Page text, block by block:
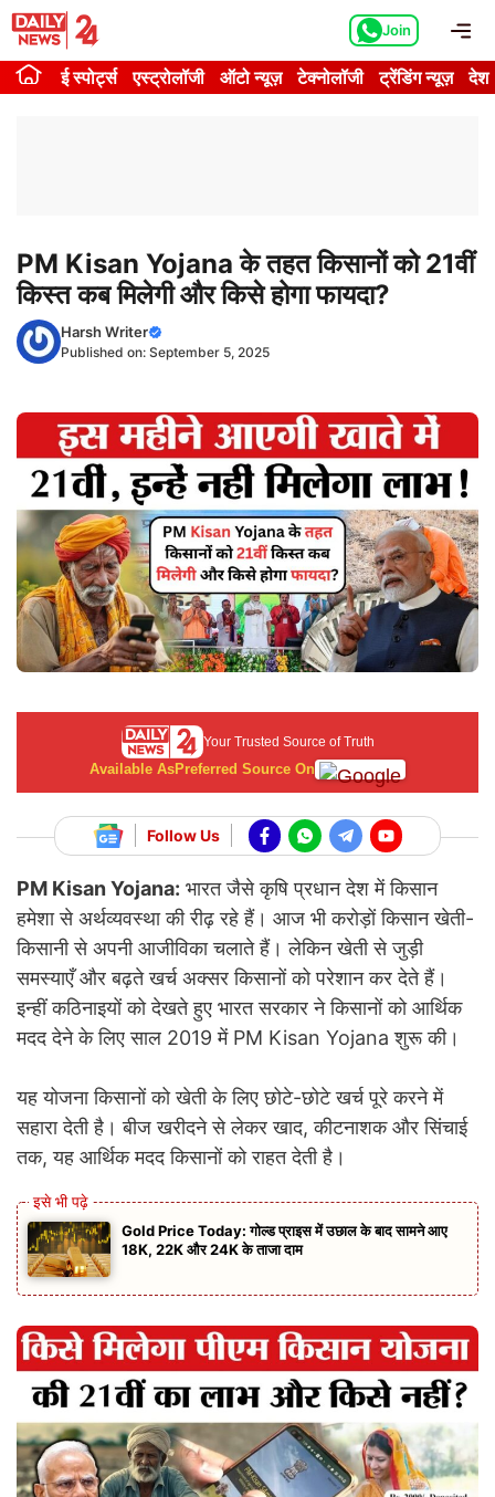
Skip
content
Join
ई स्पोर्ट्स एस्ट्रोलॉजी ऑटो न्यूज़ टेक्नोलॉजी ट्रेंडिंग न्यूज़ देश
PM Kisan Yojana के तहत किसानों को 21वीं
किस्त कब मिलेगी और किसे होगा फायदा?
Harsh Writer
Published on: September 5, 2025
Your Trusted Source of Truth
Available AsPreferred Source On
Follow Us
PM Kisan Yojana: भारत जैसे कृषि प्रधान देश में किसान
हमेशा से अर्थव्यवस्था की रीढ़ रहे हैं। आज भी करोड़ों किसान खेती-
किसानी से अपनी आजीविका चलाते हैं। लेकिन खेती से जुड़ी
समस्याएँ और बढ़ते खर्च अक्सर किसानों को परेशान कर देते हैं।
इन्हीं कठिनाइयों को देखते हुए भारत सरकार ने किसानों को आर्थिक
मदद देने के लिए साल 2019 में PM Kisan Yojana शुरू की।
यह योजना किसानों को खेती के लिए छोटे-छोटे खर्च पूरे करने में
सहारा देती है। बीज खरीदने से लेकर खाद, कीटनाशक और सिंचाई
तक, यह आर्थिक मदद किसानों को राहत देती है।
Gold Price Today: गोल्ड प्राइस में उछाल के बाद सामने आए
18K, 22K और 24K के ताजा दाम